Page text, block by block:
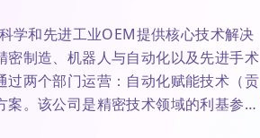
学和先进工业OEM提供核心技术解决
密制造、机器人与自动化以及先进手术
过两个部门运营：自动化赋能技术（贡
。该公司是精密技术领域的利基参与